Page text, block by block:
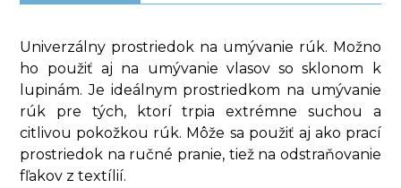
Univerzálny prostriedok na umývanie rúk. Možno
ho použiť aj na umývanie vlasov so sklonom k
lupinám. Je ideálnym prostriedkom na umývanie
rúk pre tých, ktorí trpia extrémne suchou a
citlivou pokožkou rúk. Môže sa použiť aj ako prací
prostriedok na ručné pranie, tiež na odstraňovanie
fľakov z textílií.